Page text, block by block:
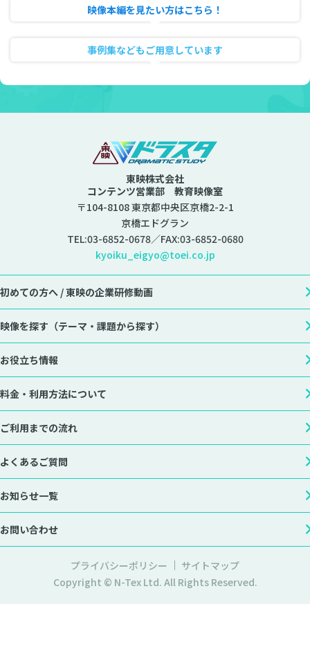
映像本編を見たい方はこちら！
事例集などもご用意しています
東映株式会社
コンテンツ営業部 教育映像室
〒104-8108 東京都中央区京橋2-2-1
京橋エドグラン
TEL:03-6852-0678／FAX:03-6852-0680
kyoiku_eigyo@toei.co.jp
初めての方へ /東映の企業研修動画
映像を探す （テーマ・課題から探す）
お役立ち情報
料金・利用方法について
ご利用までの流れ
よくあるご質問
お知らせ一覧
お問い合わせ
プライバシーポリシー
サイトマップ
Copyright © N-Tex Ltd. All Rights Reserved.